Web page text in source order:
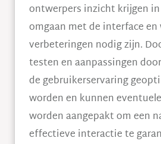
ontwerpers inzicht krijgen
omgaan met de interface en
verbeteringen nodig zijn.
testen en aanpassingen
de gebruikerservaring
worden en kunnen
worden aangepakt om een
effectieve interactie te